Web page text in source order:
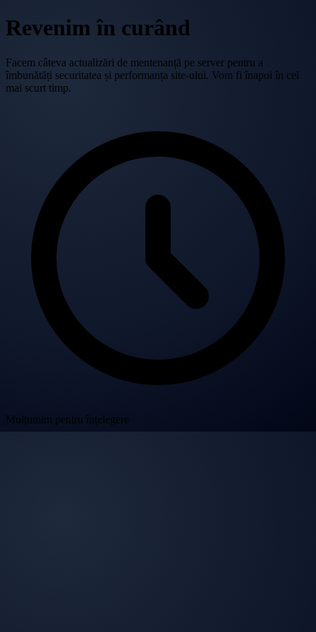
Revenim în curând
Facem câteva actualizări de mentenanță pe server pentru a
îmbunătăți securitatea și performanța site-ului. Vom fi înapoi în cel
mai scurt timp.
Mulțumim pentru înțelegere